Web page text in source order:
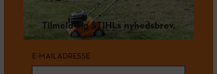
Tilmeld dig STIHLs nyhedsbrev.
E-MAILADRESSE